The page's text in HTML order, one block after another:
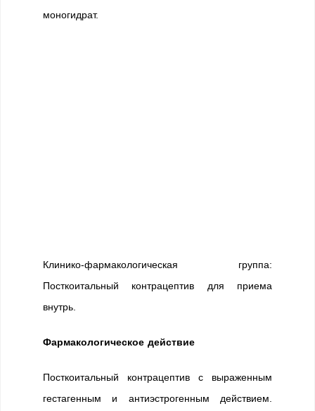
моногидрат.
Клинико-фармакологическая группа:
Посткоитальный контрацептив для приема
внутрь.
Фармакологическое действие
Посткоитальный контрацептив с выраженным
гестагенным и антиэстрогенным действием.